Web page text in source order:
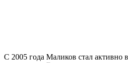
С 2005 года Маликов стал активно